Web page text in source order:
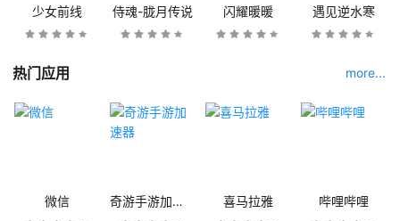
少女前线 侍魂-胧月传说 闪耀暖暖 遇见逆水寒
热门应用 more...
微信 奇游手游加速器 喜马拉雅 哔哩哔哩